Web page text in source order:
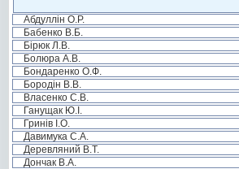
Абдуллін О.Р.
Бабенко В.Б.
Бірюк Л.В.
Болюра А.В.
Бондаренко О.Ф.
Бородін В.В.
Власенко С.В.
Ганущак Ю.І.
Гринів І.О.
Давимука С.А.
Деревляний В.Т.
Дончак В.А.